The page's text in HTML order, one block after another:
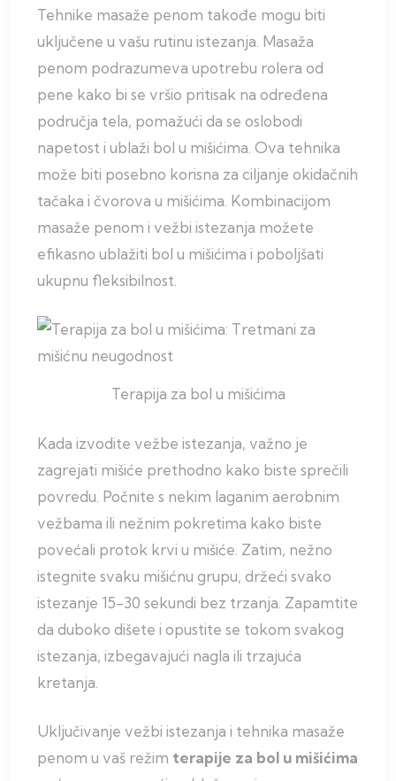
Tehnike masaže penom takođe mogu biti
uključene u vašu rutinu istezanja. Masaža
penom podrazumeva upotrebu rolera od
pene kako bi se vršio pritisak na određena
područja tela, pomažući da se oslobodi
napetost i ublaži bol u mišićima. Ova tehnika
može biti posebno korisna za ciljanje okidačnih
tačaka i čvorova u mišićima. Kombinacijom
masaže penom i vežbi istezanja možete
efikasno ublažiti bol u mišićima i poboljšati
ukupnu fleksibilnost.
Terapija za bol u mišićima
Kada izvodite vežbe istezanja, važno je
zagrejati mišiće prethodno kako biste sprečili
povredu. Počnite s nekim laganim aerobnim
vežbama ili nežnim pokretima kako biste
povećali protok krvi u mišiće. Zatim, nežno
istegnite svaku mišićnu grupu, držeći svako
istezanje 15-30 sekundi bez trzanja. Zapamtite
da duboko dišete i opustite se tokom svakog
istezanja, izbegavajući nagla ili trzajuća
kretanja.
Uključivanje vežbi istezanja i tehnika masaže
penom u vaš režim terapije za bol u mišićima